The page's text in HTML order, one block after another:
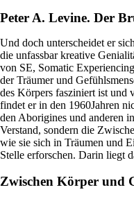
Peter A. Levine. Der
Und doch unterscheidet er
die unfassbar kreative
von SE, Somatic
der Träumer und
des Körpers fasziniert ist und
findet er in den 1960Jahren
den Aborigines und anderen
Verstand, sondern die
wie sie sich in Träumen und
Stelle erforschen. Darin liegt
Zwischen Körper und